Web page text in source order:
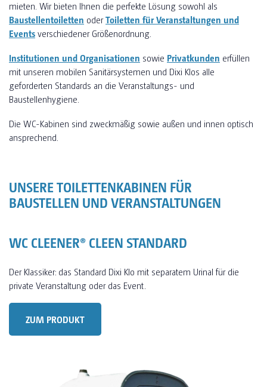
mieten. Wir bieten Ihnen die perfekte Lösung sowohl als
Baustellentoiletten oderToiletten für Veranstaltungen und
Eventsverschiedener Größenordnung.
Institutionen und Organisationen sowie Privatkunden erfüllen
mit unseren mobilen Sanitärsystemen und Dixi Klos alle
geforderten Standards an die Veranstaltungs- und
Baustellenhygiene.
Die WC-Kabinen sind zweckmäßig sowie außen und innen optisch
ansprechend.
UNSERE TOILETTENKABINEN FÜR
BAUSTELLEN UND VERANSTALTUNGEN
WC CLEENER® CLEEN STANDARD
Der Klassiker: das Standard Dixi Klo mit separatem Urinal für die
private Veranstaltung oder das Event.
ZUM PRODUKT